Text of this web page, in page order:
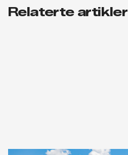
Relaterte artikler